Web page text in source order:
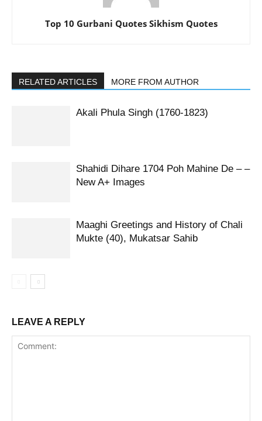
Top 10 Gurbani Quotes Sikhism Quotes
RELATED ARTICLES MORE FROM AUTHOR
Akali Phula Singh (1760-1823)
Shahidi Dihare 1704 Poh Mahine De – –
New A+ Images
Maaghi Greetings and History of Chali
Mukte (40), Mukatsar Sahib
LEAVE A REPLY